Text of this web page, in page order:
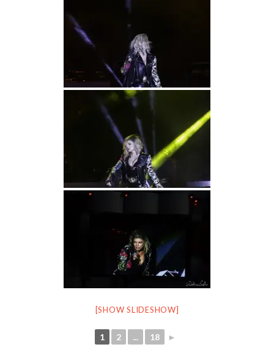
[SHOW SLIDESHOW]
1 2 ... 18 ►